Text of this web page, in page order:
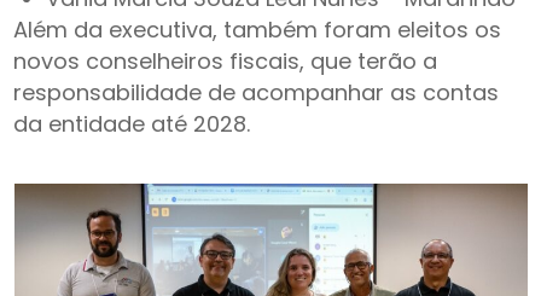
Além da executiva, também foram eleitos os
novos conselheiros fiscais, que terão a
responsabilidade de acompanhar as contas
da entidade até 2028.